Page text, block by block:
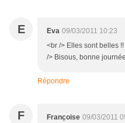
E Eva 09/03/2011 10:23
<br /> Elles sont belles
/> Bisous, bonne
Répondre
F Françoise 09/03/2011